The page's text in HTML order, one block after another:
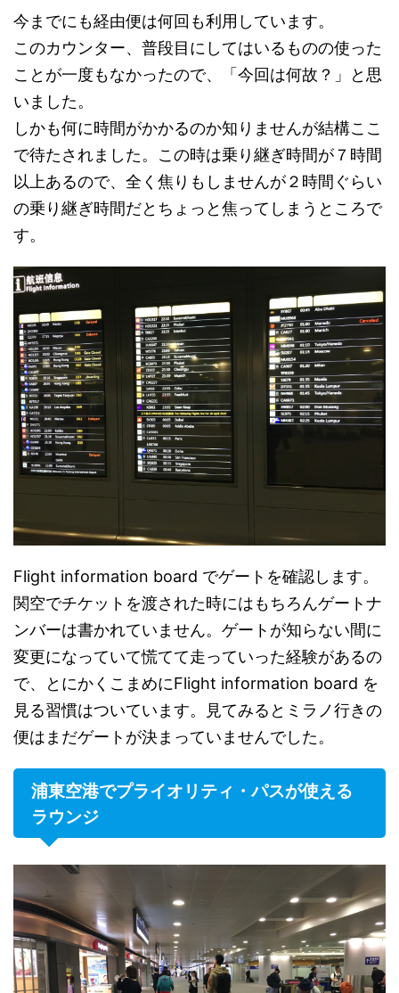
今までにも経由便は何回も利用しています。
このカウンター、普段目にしてはいるものの使った
ことが一度もなかったので、「今回は何故？」と思
いました。
しかも何に時間がかかるのか知りませんが結構ここ
で待たされました。この時は乗り継ぎ時間が７時間
以上あるので、全く焦りもしませんが２時間ぐらい
の乗り継ぎ時間だとちょっと焦ってしまうところで
す。
Flight information board でゲートを確認します。
関空でチケットを渡された時にはもちろんゲートナ
ンバーは書かれていません。ゲートが知らない間に
変更になっていて慌てて走っていった経験があるの
で、とにかくこまめにFlight information board を
見る習慣はついています。見てみるとミラノ行きの
便はまだゲートが決まっていませんでした。
浦東空港でプライオリティ・パスが使える
ラウンジ